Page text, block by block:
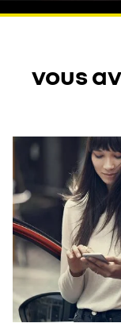
vous